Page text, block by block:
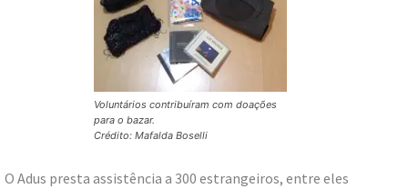
Voluntários contribuíram com doações
para o bazar.
Crédito: Mafalda Boselli
O Adus presta assistência a 300 estrangeiros, entre eles